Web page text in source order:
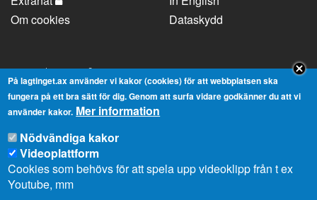
Om cookies
Dataskydd
Kontaktuppgifter
Strandgatan 37, AX-22100 Mariehamn
Telefonnummer:
+358 18 25000
E-
post:
info@lagtinget.ax
Fler:
Kontakta lagtingets kansli
På lagtinget.ax använder vi kakor (cookies) för att webbplatsen ska
fungera på ett bra sätt för dig. Genom att surfa vidare godkänner du att vi
använder kakor. Mer information
Nödvändiga kakor
Videoplattform
Cookies som behövs för att spela upp videoklipp från t ex
Youtube, mm